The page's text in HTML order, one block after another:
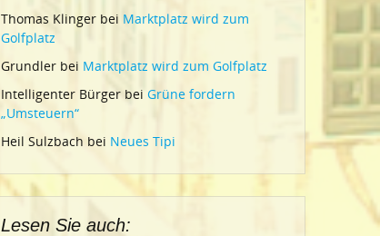
Thomas Klinger bei Marktplatz wird zum
Golfplatz
Grundler bei Marktplatz wird zum Golfplatz
Intelligenter Bürger bei Grüne fordern
„Umsteuern“
Heil Sulzbach bei Neues Tipi
Lesen Sie auch: